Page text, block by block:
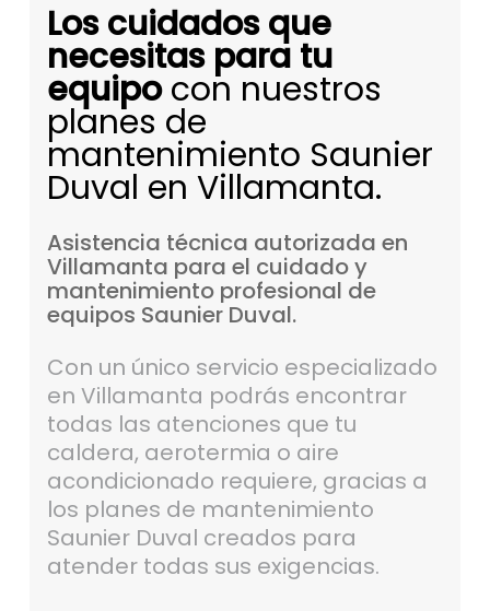
Los cuidados que
necesitas para tu
equipocon nuestros
planes de
mantenimiento Saunier
Duval en Villamanta.
Asistencia técnica autorizada en
Villamanta para el cuidadoy
mantenimiento profesional de
equipos Saunier Duval.
Con un único servicio especializado
en Villamanta podrás encontrar
todas las atenciones que tu
caldera, aerotermia o aire
acondicionado requiere, gracias a
los planes de mantenimiento
Saunier Duval creados para
atender todas sus exigencias.